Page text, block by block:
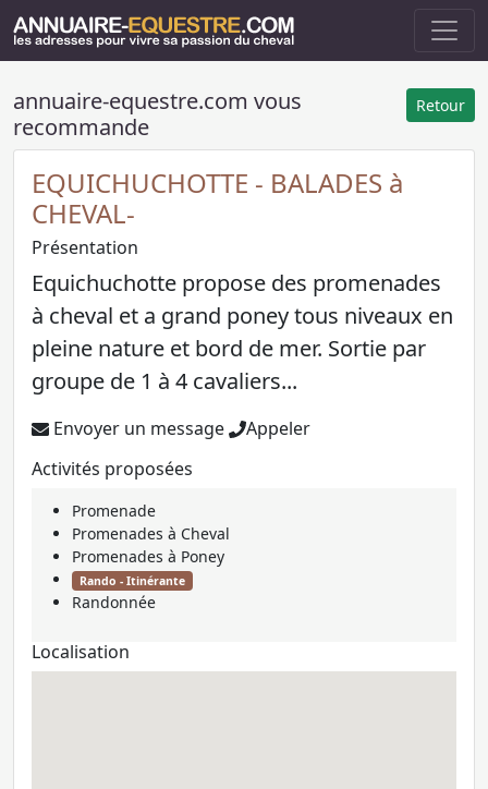
Retour
annuaire-equestre.com vous
recommande
EQUICHUCHOTTE - BALADES à
CHEVAL-
Présentation
Equichuchotte propose des promenades
à cheval et a grand poney tous niveaux en
pleine nature et bord de mer. Sortie par
groupe de 1 à 4 cavaliers...
Envoyer un message
Appeler
Activités proposées
Promenade
Promenades à Cheval
Promenades à Poney
Rando - Itinérante
Randonnée
Localisation